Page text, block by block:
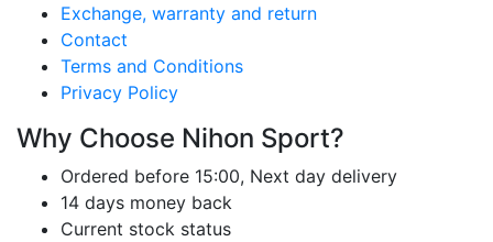
Exchange, warranty and return
Contact
Terms and Conditions
Privacy Policy
Why Choose Nihon Sport?
Ordered before 15:00, Next day delivery
14 days money back
Current stock status